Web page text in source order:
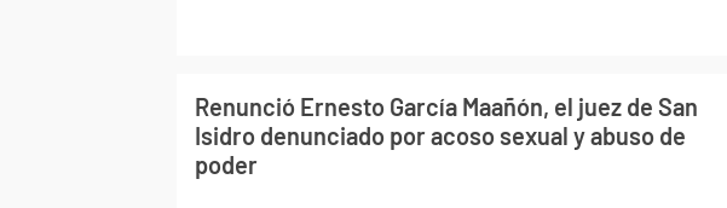
Renunció Ernesto García Maañón, el juez de San
Isidro denunciado por acoso sexual y abuso de
poder